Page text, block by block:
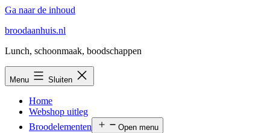
Ga naar de inhoud
broodaanhuis.nl
Lunch, schoonmaak, boodschappen
Menu Sluiten
Home
Webshop uitleg
Broodelementen
Open menu